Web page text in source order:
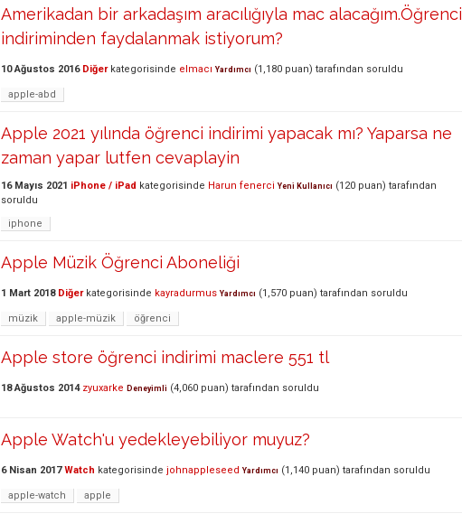
Amerikadan bir arkadaşım aracılığıyla mac alacağım.Öğrenci
indiriminden faydalanmak istiyorum?
10 Ağustos 2016 Diğerkategorisinde elmacı Yardımcı (1,180 puan) tarafından soruldu
apple-abd
Apple 2021 yılında öğrenci indirimi yapacak mı? Yaparsa ne
zaman yapar lutfen cevaplayin
16 Mayıs 2021 iPhone / iPad kategorisinde Harun fenerci Yeni Kullanıcı (120 puan) tarafından
soruldu
iphone
Apple Müzik Öğrenci Aboneliği
1 Mart 2018 Diğerkategorisinde kayradurmus Yardımcı (1,570 puan) tarafından soruldu
müzik apple-müzik öğrenci
Apple store öğrenci indirimi maclere 551 tl
18 Ağustos 2014 zyuxarke Deneyimli (4,060 puan) tarafından soruldu
Apple Watch'u yedekleyebiliyor muyuz?
6 Nisan 2017 Watch kategorisinde johnappleseed Yardımcı (1,140 puan) tarafından soruldu
apple-watch apple